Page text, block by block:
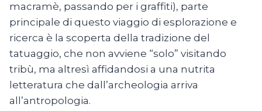
macramè, passando per i graffiti), parte
principale di questo viaggio di esplorazione e
ricerca è la scoperta della tradizione del
tatuaggio, che non avviene “solo” visitando
tribù, ma altresì affidandosi a una nutrita
letteratura che dall’archeologia arriva
all’antropologia.